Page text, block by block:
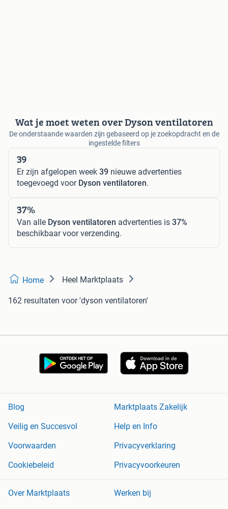
Wat je moet weten over Dyson ventilatoren
De onderstaande waarden zijn gebaseerd op je zoekopdracht en de
ingestelde filters
39
Er zijn afgelopen week 39 nieuwe advertenties
toegevoegd voor Dyson ventilatoren.
37%
Van alle Dyson ventilatoren advertenties is 37%
beschikbaar voor verzending.
Home Heel Marktplaats
162 resultaten voor 'dyson ventilatoren'
Blog
Marktplaats Zakelijk
Veilig en Succesvol
Help en Info
Voorwaarden
Privacyverklaring
Cookiebeleid
Privacyvoorkeuren
Over Marktplaats
Werken bij